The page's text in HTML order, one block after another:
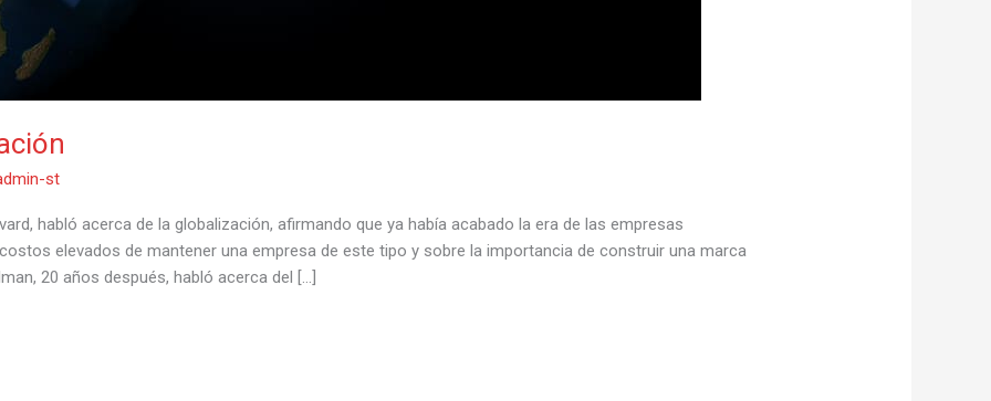
st
habló acerca de la globalización, afirmando que ya había acabado la era de las empresas
elevados de mantener una empresa de este tipo y sobre la importancia de construir una marca
20 años después, habló acerca del […]